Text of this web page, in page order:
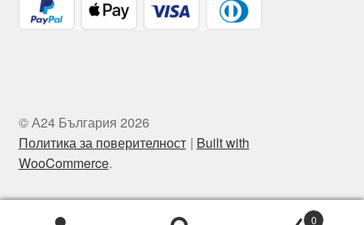
© А24 България 2026
Политика за поверителност
Built with
WooCommerce.
0